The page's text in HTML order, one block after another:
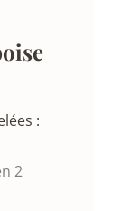
:
2